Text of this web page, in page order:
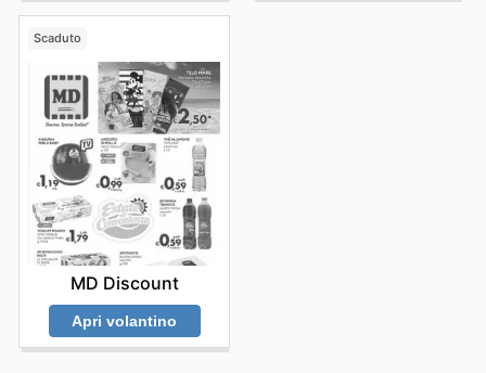
Scaduto
MD Discount
Apri volantino